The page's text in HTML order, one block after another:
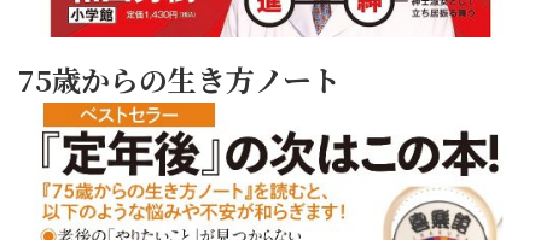
75歳からの生き方ノート